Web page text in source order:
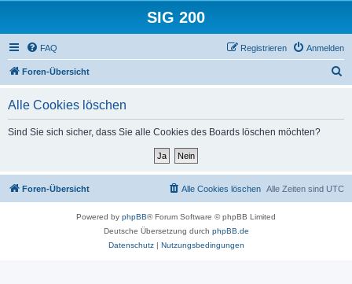
SIG 200
FAQ Anmelden
Registrieren
Foren-Übersicht
Alle Cookies löschen
Sind Sie sich sicher, dass Sie alle Cookies des Boards löschen möchten?
Foren-Übersicht Alle Zeiten sind UTC
Alle Cookies löschen
Powered by phpBB® Forum Software © phpBB Limited
Deutsche Übersetzung durch phpBB.de
Datenschutz| Nutzungsbedingungen